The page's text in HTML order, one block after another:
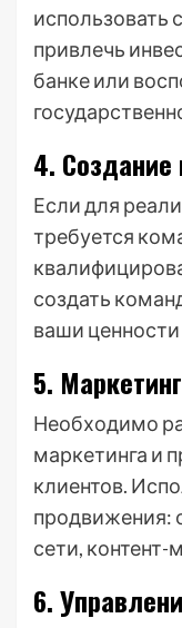
использовать
привлечь
банке или
4.
Если для
требуется
создать
ваши ценности
5.
Необходимо
маркетинга и
клиентов.
продвижения:
сети, контент-
6.